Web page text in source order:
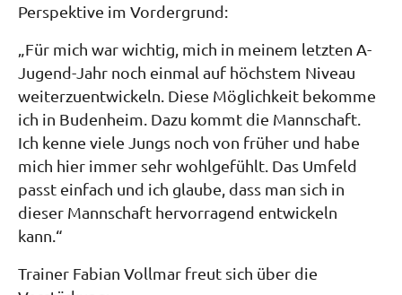
Perspektive im Vordergrund:
„Für mich war wichtig, mich in meinem letzten A-
Jugend-Jahr noch einmal auf höchstem Niveau
weiterzuentwickeln. Diese Möglichkeit bekomme
ich in Budenheim. Dazu kommt die Mannschaft.
Ich kenne viele Jungs noch von früher und habe
mich hier immer sehr wohlgefühlt. Das Umfeld
passt einfach und ich glaube, dass man sich in
dieser Mannschaft hervorragend entwickeln
kann.“
Trainer Fabian Vollmar freut sich über die